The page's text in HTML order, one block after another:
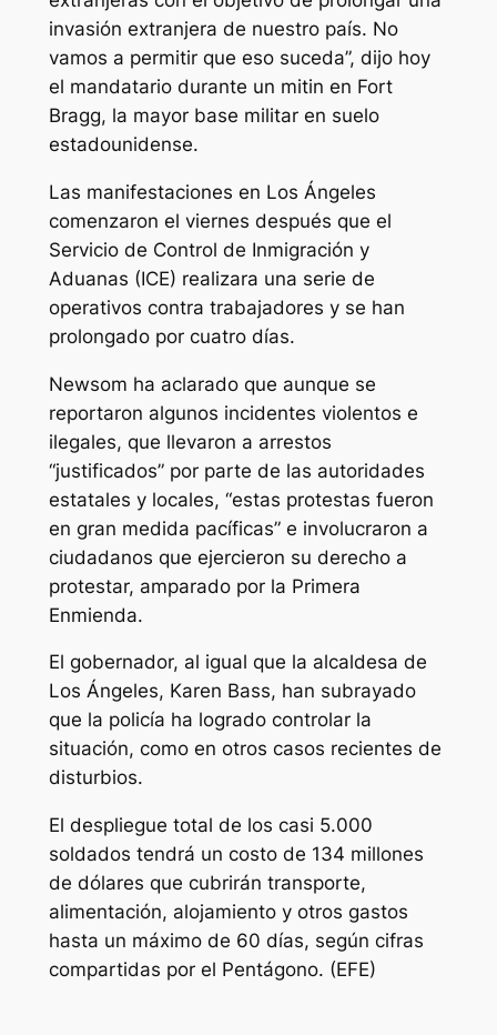
invasión extranjera de nuestro país. No
vamos a permitir que eso suceda”, dijo hoy
el mandatario durante un mitin en Fort
Bragg, la mayor base militar en suelo
estadounidense.
Las manifestaciones en Los Ángeles
comenzaron el viernes después que el
Servicio de Control de Inmigración y
Aduanas (ICE) realizara una serie de
operativos contra trabajadores y se han
prolongado por cuatro días.
Newsom ha aclarado que aunque se
reportaron algunos incidentes violentos e
ilegales, que llevaron a arrestos
“justificados” por parte de las autoridades
estatales y locales, “estas protestas fueron
en gran medida pacíficas” e involucraron a
ciudadanos que ejercieron su derecho a
protestar, amparado por la Primera
Enmienda.
El gobernador, al igual que la alcaldesa de
Los Ángeles, Karen Bass, han subrayado
que la policía ha logrado controlar la
situación, como en otros casos recientes de
disturbios.
El despliegue total de los casi 5.000
soldados tendrá un costo de 134 millones
de dólares que cubrirán transporte,
alimentación, alojamiento y otros gastos
hasta un máximo de 60 días, según cifras
compartidas por el Pentágono. (EFE)